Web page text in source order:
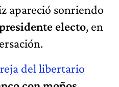
apareció sonriendo
electo, en
del libertario